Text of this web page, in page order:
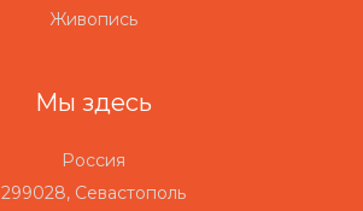
Живопись
Мы здесь
Россия
299028, Севастополь